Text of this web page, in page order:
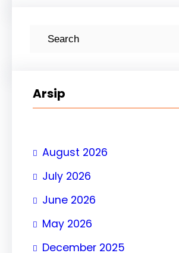
Arsip
August 2026
July 2026
June 2026
May 2026
December 2025